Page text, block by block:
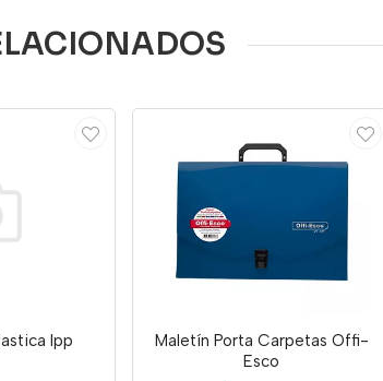
Ipp
Maletín Porta Carpetas Offi-
Esco